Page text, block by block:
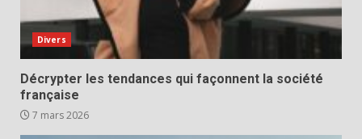
Divers
Décrypter les tendances qui façonnent la société
française
7 mars 2026